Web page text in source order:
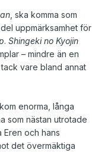
, ska komma som
uppmärksamhet för
. Shingeki no Kyojin
– mindre än en
vare bland annat
enorma, långa
som nästan utrotade
Eren och hans
det övermäktiga